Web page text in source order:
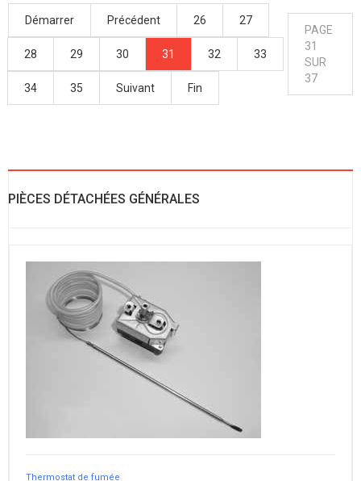
Démarrer Précédent 26 27
28 29 30 31 32 33
34 35 Suivant Fin
PAGE
31
SUR
37
PIÈCES DÉTACHÉES GÉNÉRALES
Thermostat de fumée